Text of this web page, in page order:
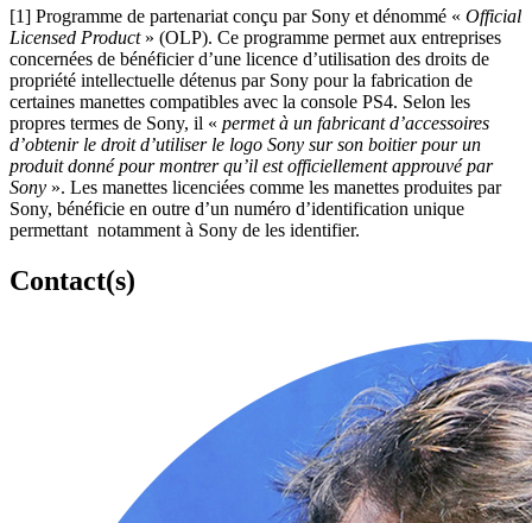
[1] Programme de partenariat conçu par Sony et dénommé « Official
Licensed Product» (OLP). Ce programme permet aux entreprises
concernées de bénéficier d’une licence d’utilisation des droits de
propriété intellectuelle détenus par Sony pour la fabrication de
certaines manettes compatibles avec la console PS4. Selon les
propres termes de Sony, il « permet à un fabricant d’accessoires
d’obtenir le droit d’utiliser le logo Sony sur son boitier pour un
produit donné pour montrer qu’il est officiellement approuvé par
Sony ». Les manettes licenciées comme les manettes produites par
Sony, bénéficie en outre d’un numéro d’identification unique
permettant notamment à Sony de les identifier.
Contact(s)